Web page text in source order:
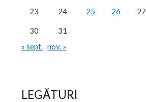
23 24 25 26 27
30
31
« sept.
nov. »
LEGĂTURI